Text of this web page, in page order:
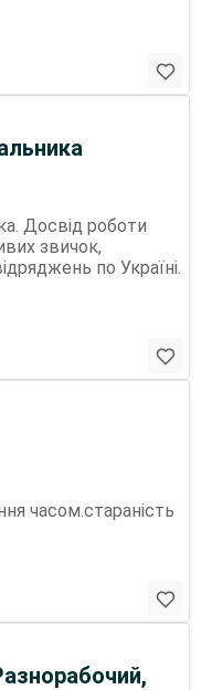
Досвід роботи
звичок,
по Україні.
часом.стараність